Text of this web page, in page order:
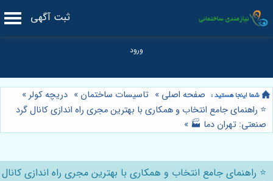
ثبت آگهی
صفحه اصلی » تاسیسات ساختمان » دریچه کولر»
⭐️ راهنمای جامع انتخاب و همکاری با بهترین مجری راه اندازی کانال گرد
صنعتی: تهران دما 🏭 »
⭐️ راهنمای جامع انتخاب و همکاری با بهترین مجری راه اندازی کانال